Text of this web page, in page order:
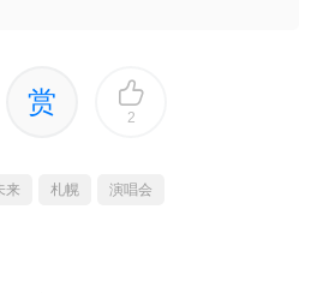
赏 2
来 札幌 演唱会